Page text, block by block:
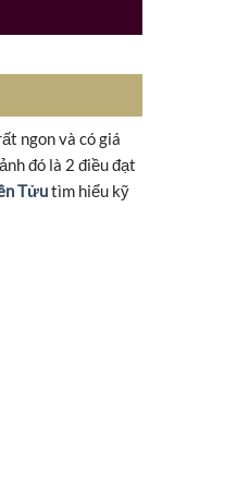
ngon và có giá
đó là 2 điều đạt
Tửutìm hiểu kỹ